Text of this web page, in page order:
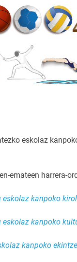
eskolaz
emateen harrera-
eskolaz kanpoko
eskolaz kanpoko
kanpoko